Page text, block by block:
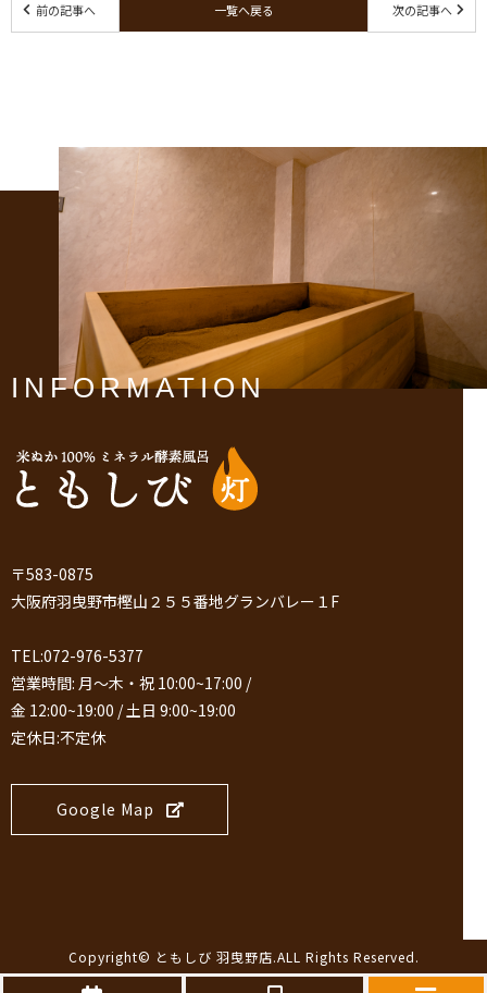
前の記事へ 一覧へ戻る 次の記事へ
INFORMATION
〒583-0875
大阪府羽曳野市樫山２５５番地グランバレー１F
TEL:072-976-5377
営業時間: 月～木・祝 10:00~17:00 /
金 12:00~19:00 / 土日 9:00~19:00
定休日:不定休
Google Map
Copyright© ともしび 羽曳野店.ALL Rights Reserved.